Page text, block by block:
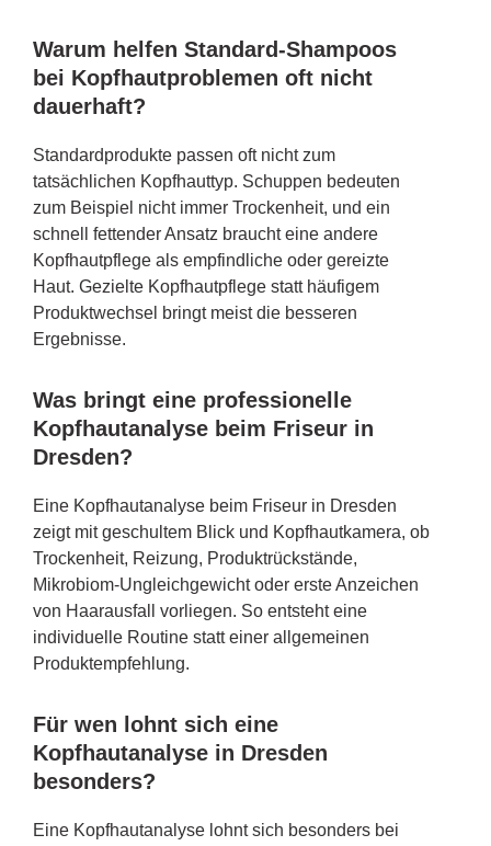
Warum helfen Standard-Shampoos
bei Kopfhautproblemen oft nicht
dauerhaft?
Standardprodukte passen oft nicht zum
tatsächlichen Kopfhauttyp. Schuppen bedeuten
zum Beispiel nicht immer Trockenheit, und ein
schnell fettender Ansatz braucht eine andere
Kopfhautpflege als empfindliche oder gereizte
Haut. Gezielte Kopfhautpflege statt häufigem
Produktwechsel bringt meist die besseren
Ergebnisse.
Was bringt eine professionelle
Kopfhautanalyse beim Friseur in
Dresden?
Eine Kopfhautanalyse beim Friseur in Dresden
zeigt mit geschultem Blick und Kopfhautkamera, ob
Trockenheit, Reizung, Produktrückstände,
Mikrobiom-Ungleichgewicht oder erste Anzeichen
von Haarausfall vorliegen. So entsteht eine
individuelle Routine statt einer allgemeinen
Produktempfehlung.
Für wen lohnt sich eine
Kopfhautanalyse in Dresden
besonders?
Eine Kopfhautanalyse lohnt sich besonders bei